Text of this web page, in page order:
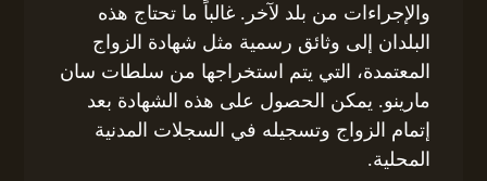
والإجراءات من بلد لآخر. غالباً ما تحتاج هذه
البلدان إلى وثائق رسمية مثل شهادة الزواج
المعتمدة، التي يتم استخراجها من سلطات سان
مارينو. يمكن الحصول على هذه الشهادة بعد
إتمام الزواج وتسجيله في السجلات المدنية
المحلية.